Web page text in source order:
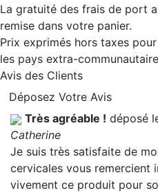
La gratuité des frais de port
remise dans votre panier.
Prix exprimés hors taxes
les pays extra-
Avis des Clients
Déposez Votre Avis
Très agréable ! déposé
Catherine
Je suis très satisfaite de
cervicales vous remercient
vivement ce produit pour